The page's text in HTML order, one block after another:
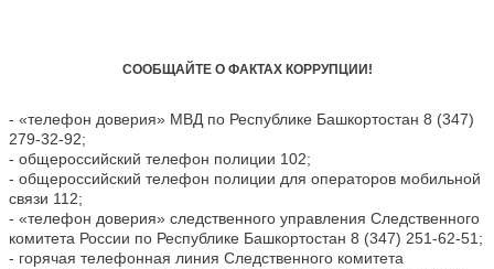
СООБЩАЙТЕ О ФАКТАХ КОРРУПЦИИ!
- «телефон доверия» МВД по Республике Башкортостан 8 (347)
279-32-92;
- общероссийский телефон полиции 102;
- общероссийский телефон полиции для операторов мобильной
связи 112;
- «телефон доверия» следственного управления Следственного
комитета России по Республике Башкортостан 8 (347) 251-62-51;
- горячая телефонная линия Следственного комитета